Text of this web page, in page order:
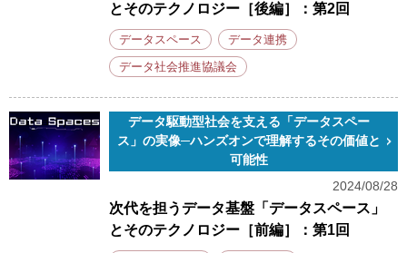
とそのテクノロジー［後編］：第2回
データスペース データ連携
データ社会推進協議会
データ駆動型社会を支える「データスペー
ス」の実像─ハンズオンで理解するその価値と
可能性
2024/08/28
次代を担うデータ基盤「データスペース」
とそのテクノロジー［前編］：第1回